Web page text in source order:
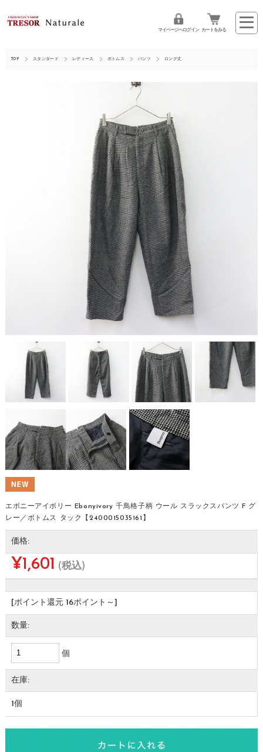
マイページへログイン カートをみる
TOP スタンダード レディース ボトムス パンツ ロング丈
エボニーアイボリー Ebonyivory 千鳥格子柄 ウール スラックスパンツ F グ
レー／ボトムス タック【2400015035161】
価格:
¥1,601 (税込)
[ポイント還元 16ポイント～]
数量:
個
在庫:
1個